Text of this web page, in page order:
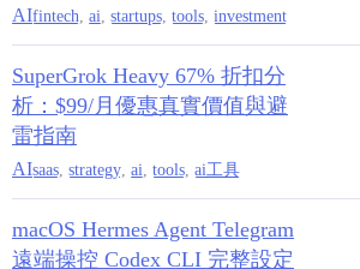
AIfintech ai startups tools investment
SuperGrok Heavy 67% 折扣分
析：$99/月優惠真實價值與避
雷指南
AIsaas strategy ai tools ai工具
macOS Hermes Agent Telegram
遠端操控 Codex CLI 完整設定